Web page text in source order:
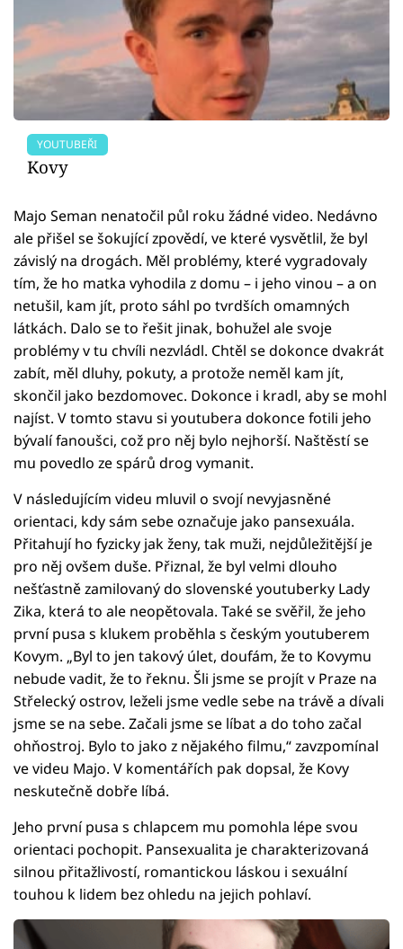
YOUTUBEŘI
Kovy
Majo Seman nenatočil půl roku žádné video. Nedávno
ale přišel se šokující zpovědí, ve které vysvětlil, že byl
závislý na drogách. Měl problémy, které vygradovaly
tím, že ho matka vyhodila z domu – i jeho vinou – a on
netušil, kam jít, proto sáhl po tvrdších omamných
látkách. Dalo se to řešit jinak, bohužel ale svoje
problémy v tu chvíli nezvládl. Chtěl se dokonce dvakrát
zabít, měl dluhy, pokuty, a protože neměl kam jít,
skončil jako bezdomovec. Dokonce i kradl, aby se mohl
najíst. V tomto stavu si youtubera dokonce fotili jeho
bývalí fanoušci, což pro něj bylo nejhorší. Naštěstí se
mu povedlo ze spárů drog vymanit.
V následujícím videu mluvil o svojí nevyjasněné
orientaci, kdy sám sebe označuje jako pansexuála.
Přitahují ho fyzicky jak ženy, tak muži, nejdůležitější je
pro něj ovšem duše. Přiznal, že byl velmi dlouho
nešťastně zamilovaný do slovenské youtuberky Lady
Zika, která to ale neopětovala. Také se svěřil, že jeho
první pusa s klukem proběhla s českým youtuberem
Kovym. „Byl to jen takový úlet, doufám, že to Kovymu
nebude vadit, že to řeknu. Šli jsme se projít v Praze na
Střelecký ostrov, leželi jsme vedle sebe na trávě a dívali
jsme se na sebe. Začali jsme se líbat a do toho začal
ohňostroj. Bylo to jako z nějakého filmu,“ zavzpomínal
ve videu Majo. V komentářích pak dopsal, že Kovy
neskutečně dobře líbá.
Jeho první pusa s chlapcem mu pomohla lépe svou
orientaci pochopit. Pansexualita je charakterizovaná
silnou přitažlivostí, romantickou láskou i sexuální
touhou k lidem bez ohledu na jejich pohlaví.